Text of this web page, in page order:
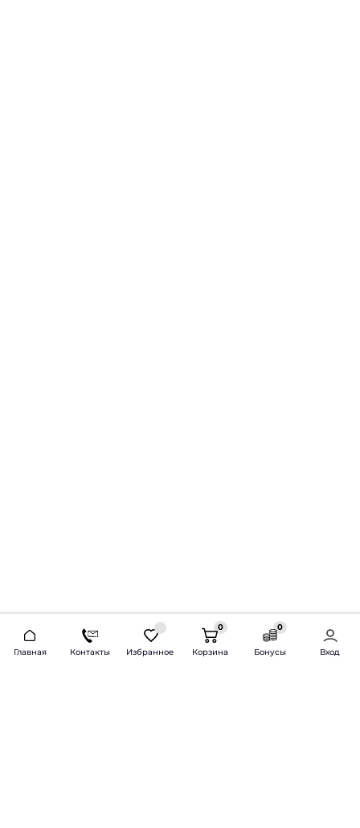
Главная Контакты Избранное
0
Корзина
0
Бонусы Вход
2026 © Продажа и установка автозвука.
Доставка по всей России и СНГ